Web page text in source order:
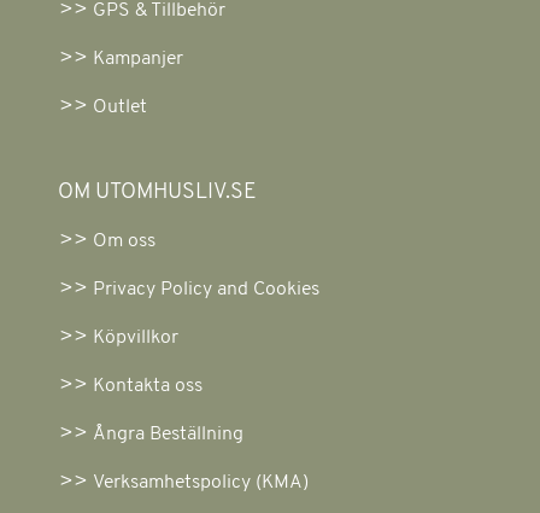
GPS & Tillbehör
Kampanjer
Outlet
OM UTOMHUSLIV.SE
Om oss
Privacy Policy and Cookies
Köpvillkor
Kontakta oss
Ångra Beställning
Verksamhetspolicy (KMA)